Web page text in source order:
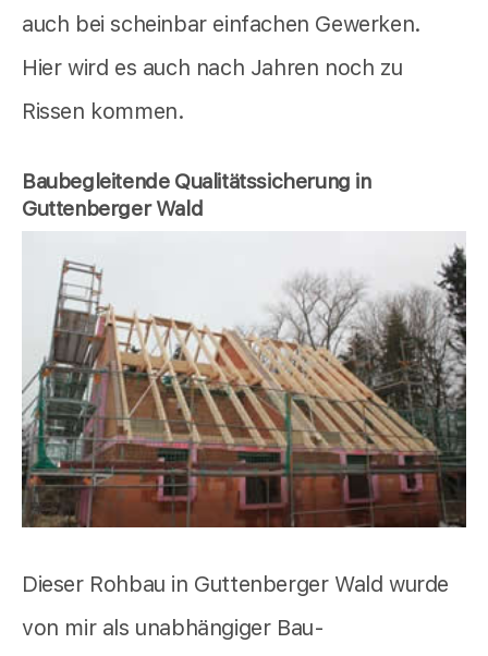
auch bei scheinbar einfachen Gewerken.
Hier wird es auch nach Jahren noch zu
Rissen kommen.
Baubegleitende Qualitätssicherung in
Guttenberger Wald
Dieser Rohbau in Guttenberger Wald wurde
von mir als unabhängiger Bau-